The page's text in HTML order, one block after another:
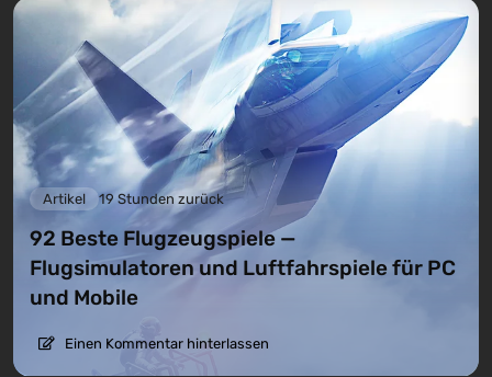
Artikel 19 Stunden zurück
92 Beste Flugzeugspiele —
Flugsimulatoren und Luftfahrspiele für PC
und Mobile
Einen Kommentar hinterlassen